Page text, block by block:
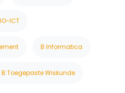
ICT
B Informatica
B Toegepaste Wiskunde